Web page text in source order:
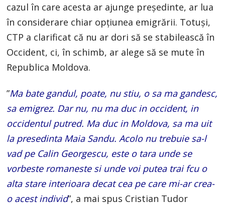
cazul în care acesta ar ajunge președinte, ar lua
în considerare chiar opțiunea emigrării. Totuși,
CTP a clarificat că nu ar dori să se stabilească în
Occident, ci, în schimb, ar alege să se mute în
Republica Moldova.
”Ma bate gandul, poate, nu stiu, o sa ma gandesc,
sa emigrez. Dar nu, nu ma duc in occident, in
occidentul putred. Ma duc in Moldova, sa ma uit
la presedinta Maia Sandu. Acolo nu trebuie sa-l
vad pe Calin Georgescu, este o tara unde se
vorbeste romaneste si unde voi putea trai fcu o
alta stare interioara decat cea pe care mi-ar crea-
o acest individ”, a mai spus Cristian Tudor